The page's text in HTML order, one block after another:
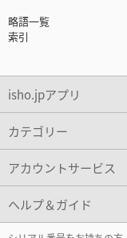
略語一覧
索引
isho.jpアプリ
カテゴリー
アカウントサービス
ヘルプ＆ガイド